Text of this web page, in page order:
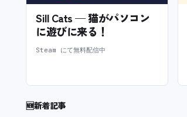
Sill Cats — 猫がパソコン
に遊びに来る！
Steam にて無料配信中
🆕新着記事